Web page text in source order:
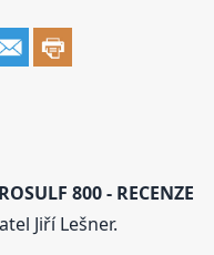
800 - RECENZE
Jiří Lešner.